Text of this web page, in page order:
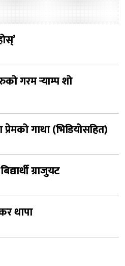
गरम र्‍याम्प शो
गाथा (भिडियोसहित)
ग्राजुयट
थापा